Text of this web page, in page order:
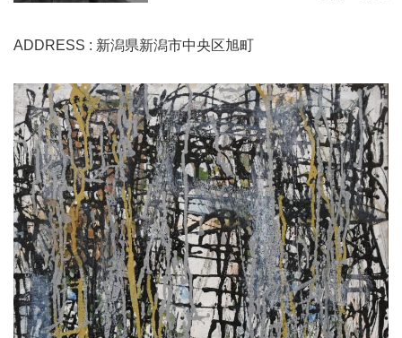
ADDRESS : 新潟県新潟市中央区旭町